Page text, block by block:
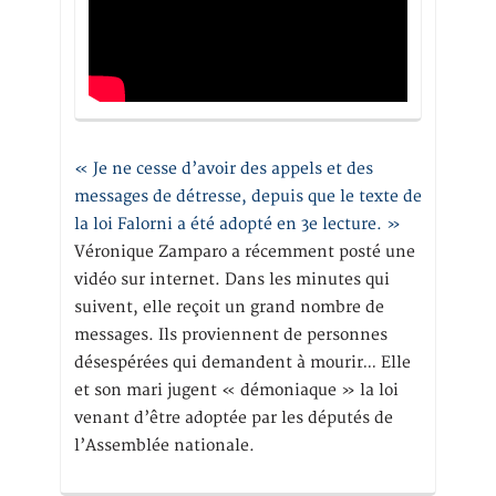
« Je ne cesse d’avoir des appels et des
messages de détresse, depuis que le texte de
la loi Falorni a été adopté en 3e lecture. »
Véronique Zamparo a récemment posté une
vidéo sur internet. Dans les minutes qui
suivent, elle reçoit un grand nombre de
messages. Ils proviennent de personnes
désespérées qui demandent à mourir… Elle
et son mari jugent « démoniaque » la loi
venant d’être adoptée par les députés de
l’Assemblée nationale.